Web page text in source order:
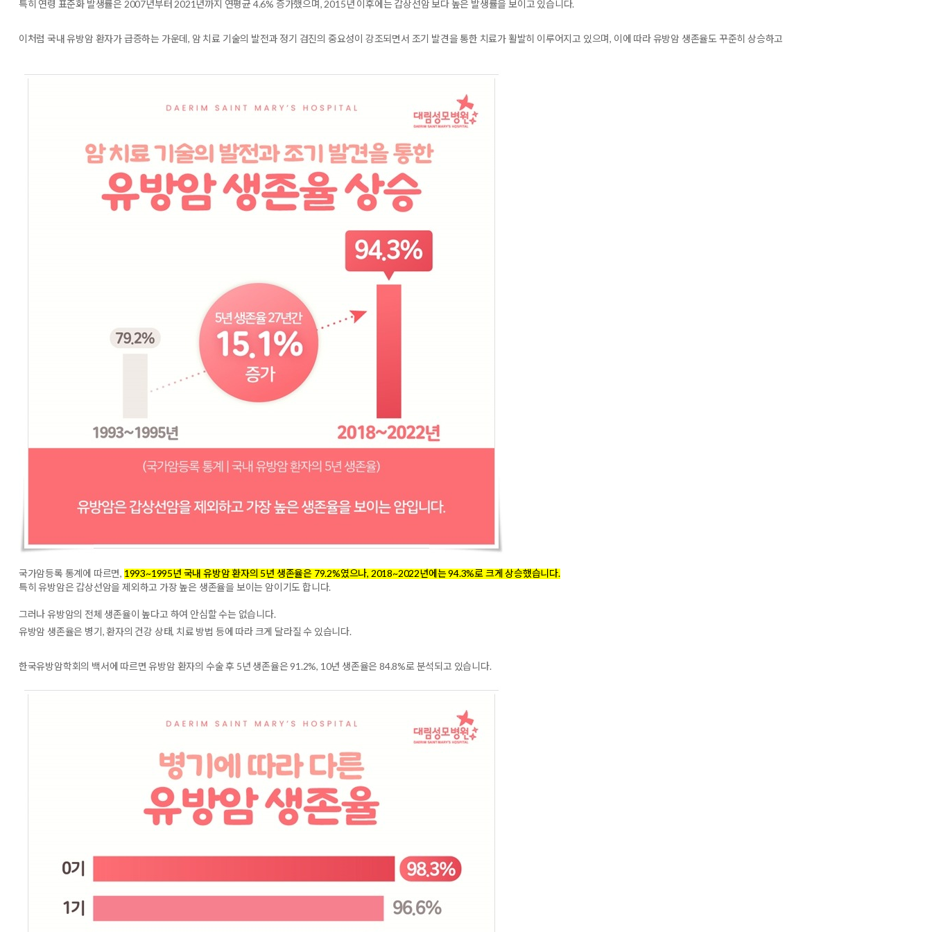
특히 연령 표준화 발생률은 2007년부터 2021년까지 연평균 4.6% 증가했으며, 2015년 이후에는 갑상선암 보다 높은 발생률을 보이고 있습니다.
이처럼 국내 유방암 환자가 급증하는 가운데, 암 치료 기술의 발전과 정기 검진의 중요성이 강조되면서 조기 발견을 통한 치료가 활발히 이루어지고 있으며, 이에 따라 유방암 생존율도 꾸준히 상승하고
국가암등록 통계에 따르면, 1993~1995년 국내 유방암 환자의 5년 생존율은 79.2%였으나, 2018~2022년에는 94.3%로 크게 상승했습니다.
특히 유방암은 갑상선암을 제외하고 가장 높은 생존율을 보이는 암이기도 합니다.
그러나 유방암의 전체 생존율이 높다고 하여 안심할 수는 없습니다.
유방암 생존율은 병기, 환자의 건강 상태, 치료 방법 등에 따라 크게 달라질 수 있습니다.
한국유방암학회의 백서에 따르면 유방암 환자의 수술 후 5년 생존율은 91.2%, 10년 생존율은 84.8%로 분석되고 있습니다.